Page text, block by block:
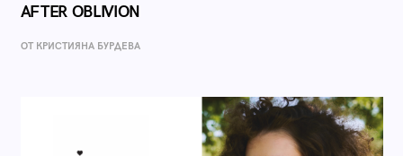
AFTER OBLIVION
ОТ КРИСТИЯНА БУРДЕВА